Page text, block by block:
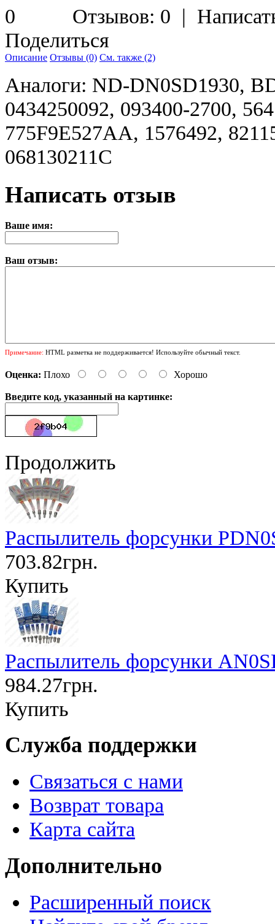
Отзывов: 0 |
Поделиться
Описание Отзывы (0) См. также (2)
Аналоги: ND-DN0SD1930,
0434250092, 093400-2700,
775F9E527AA, 1576492,
068130211C
Написать отзыв
Ваше имя:
Ваш отзыв:
Примечание: HTML разметка не поддерживается! Используйте обычный текст.
Оценка: Плохо Хорошо
Введите код, указанный на картинке:
Продолжить
Распылитель форсунки
703.82грн.
Купить
Распылитель форсунки
984.27грн.
Купить
Служба поддержки
Связаться с нами
Возврат товара
Карта сайта
Дополнительно
Расширенный поиск